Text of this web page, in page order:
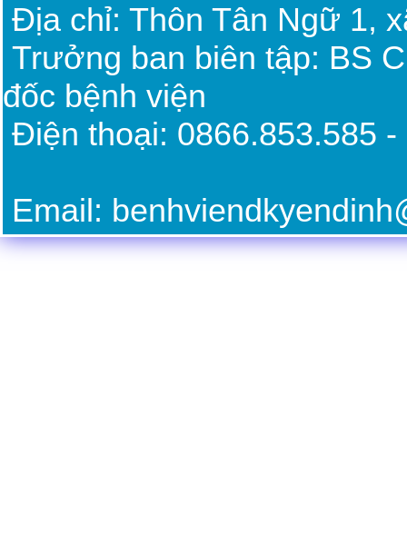
Địa chỉ: Thôn Tân Ngữ 1,
Trưởng ban biên tập: BS
đốc bệnh viện
Điện thoại:
Email: